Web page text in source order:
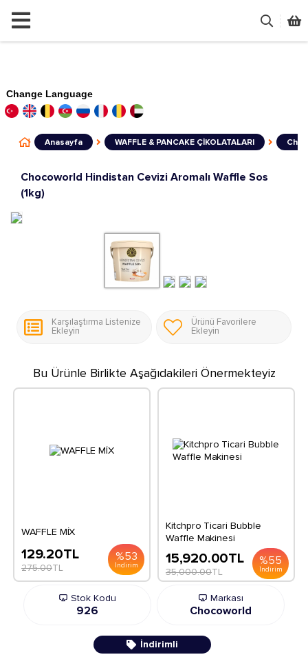
Change Language
Anasayfa WAFFLE & PANCAKE ÇİKOLATALARI
Chocoworld Hindistan Cevizi Aromalı Waffle Sos
(1kg)
Karşılaştırma Listenize
Ekleyin
Ürünü Favorilere
Ekleyin
Bu Ürünle Birlikte Aşağıdakileri Önermekteyiz
WAFFLE MİX
%53
İndirim
129.20TL
275.00TL
Kitchpro Ticari Bubble
Waffle Makinesi
%55
İndirim
15,920.00TL
35,000.00TL
Stok Kodu
926
Markası
Chocoworld
İndirimli